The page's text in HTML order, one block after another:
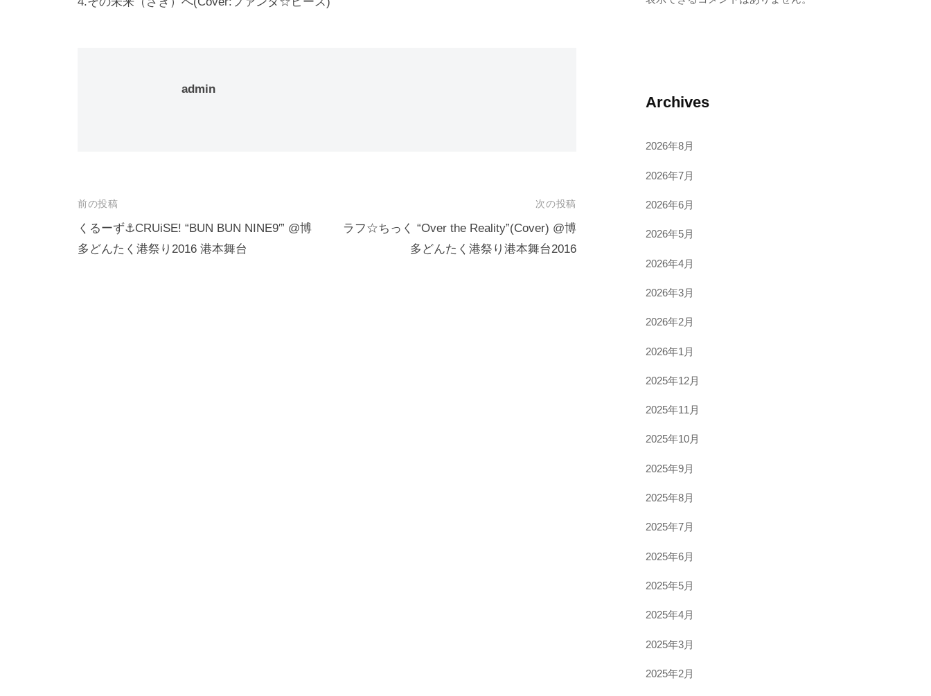
admin
投
稿
ナ
前の投稿
くるーず⚓CRUiSE! “BUN BUN NINE9′” @博
多どんたく港祭り2016 港本舞台
次の投稿
ラフ☆ちっく “Over the Reality”(Cover) @博
多どんたく港祭り港本舞台2016
Archives
2026年8月
2026年7月
2026年6月
2026年5月
2026年4月
2026年3月
2026年2月
2026年1月
2025年12月
2025年11月
2025年10月
2025年9月
2025年8月
2025年7月
2025年6月
2025年5月
2025年4月
2025年3月
2025年2月